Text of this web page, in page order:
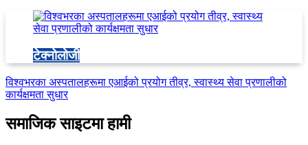
टेक्नोलोजी
विश्वभरका अस्पतालहरूमा एआईको प्रयोग तीव्र, स्वास्थ्य सेवा प्रणालीको
कार्यक्षमता सुधार
समाजिक साइटमा हामी